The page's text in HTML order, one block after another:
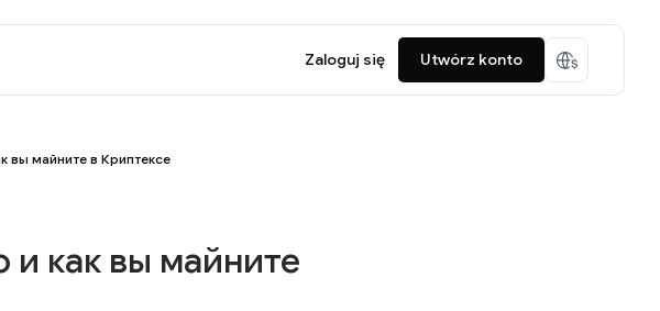
Zaloguj się Utwórz konto
вы майните в Криптексе
и как вы майните